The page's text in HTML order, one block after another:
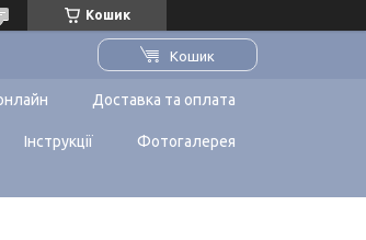
Кошик
Кошик
Доставка та оплата
Інструкції Фотогалерея